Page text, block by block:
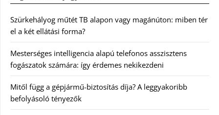
Szürkehályog műtét TB alapon vagy magánúton: miben tér
el a két ellátási forma?
Mesterséges intelligencia alapú telefonos asszisztens
fogászatok számára: így érdemes nekikezdeni
Mitől függ a gépjármű-biztosítás díja? A leggyakoribb
befolyásoló tényezők